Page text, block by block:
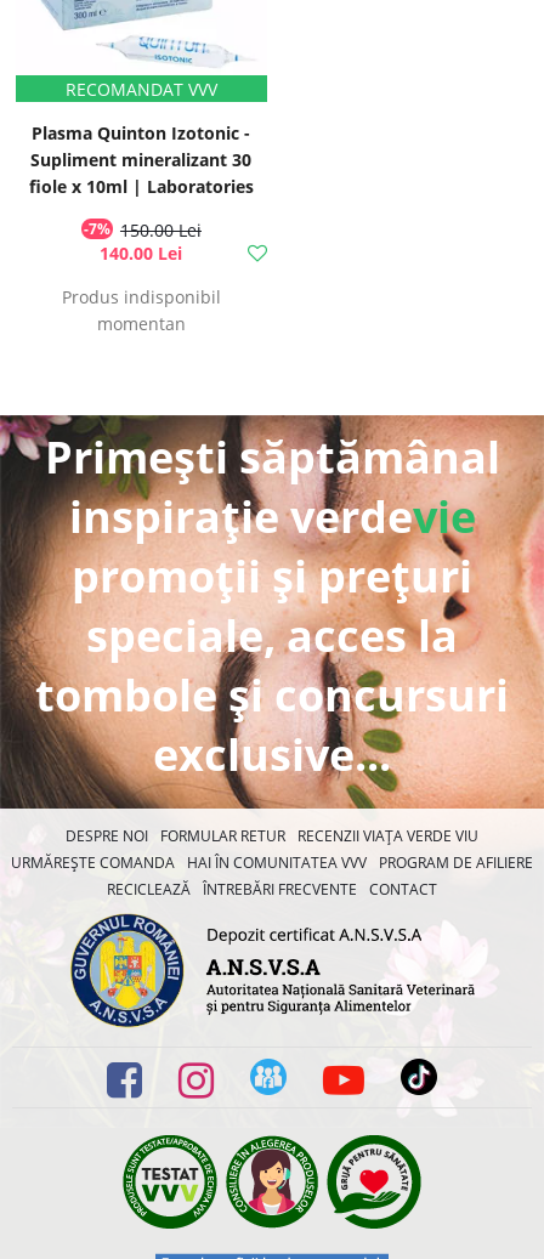
Plasma Quinton Izotonic -
Supliment mineralizant 30
fiole x 10ml | Laboratories
Quinton
-7% 150.00 Lei
140.00 Lei
Produs indisponibil
momentan
Primești săptămânal
inspirație verdevie
promoții și prețuri
speciale, acces la
tombole și concursuri
exclusive...
DESPRE NOI FORMULAR RETUR
RECENZII VIAȚA VERDE VIU
URMĂREȘTE COMANDA
HAI ÎN COMUNITATEA VVV
PROGRAM DE AFILIERE
RECICLEAZĂ ÎNTREBĂRI FRECVENTE CONTACT